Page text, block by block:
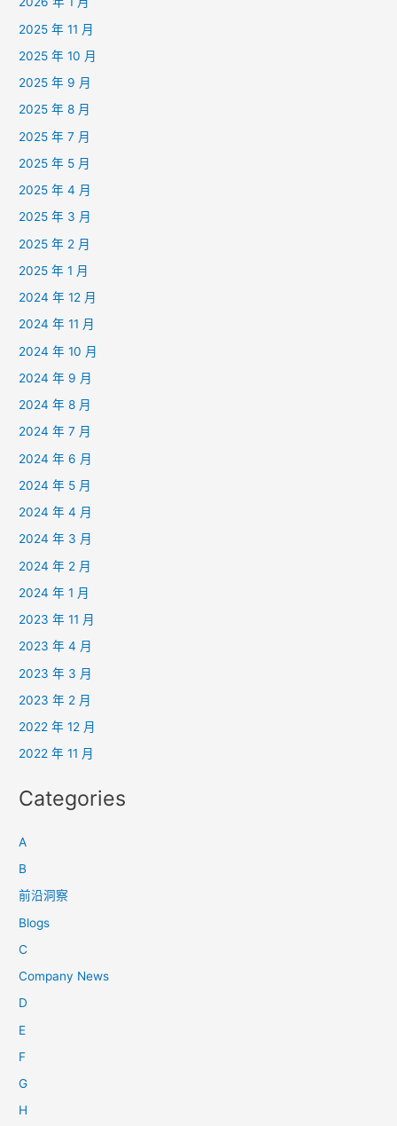
2025 年 11 月
2025 年 10 月
2025 年 9 月
2025 年 8 月
2025 年 7 月
2025 年 5 月
2025 年 4 月
2025 年 3 月
2025 年 2 月
2025 年 1 月
2024 年 12 月
2024 年 11 月
2024 年 10 月
2024 年 9 月
2024 年 8 月
2024 年 7 月
2024 年 6 月
2024 年 5 月
2024 年 4 月
2024 年 3 月
2024 年 2 月
2024 年 1 月
2023 年 11 月
2023 年 4 月
2023 年 3 月
2023 年 2 月
2022 年 12 月
2022 年 11 月
Categories
A
B
前沿洞察
Blogs
C
Company News
D
E
F
G
H